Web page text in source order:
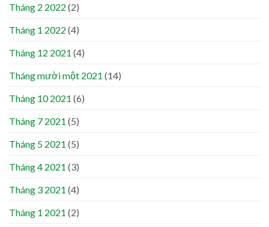
Tháng 2 2022 (2)
Tháng 1 2022 (4)
Tháng 12 2021 (4)
Tháng mười một 2021 (14)
Tháng 10 2021 (6)
Tháng 7 2021 (5)
Tháng 5 2021 (5)
Tháng 4 2021 (3)
Tháng 3 2021 (4)
Tháng 1 2021 (2)